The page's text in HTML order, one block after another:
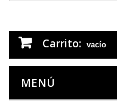
Carrito: vacío
MENÚ